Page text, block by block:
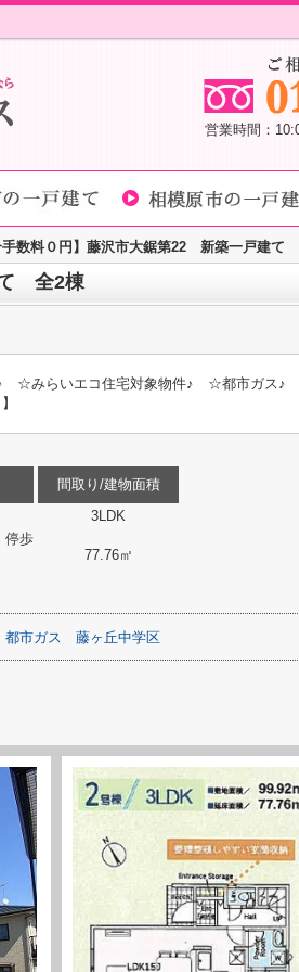
営業時間：
手数料０円】藤沢市大鋸第22 新築一戸建て
て 全2棟
☆みらいエコ住宅対象物件♪ ☆都市ガス♪
停歩
間取り/建物面積
3LDK
77.76㎡
都市ガス 藤ヶ丘中学区